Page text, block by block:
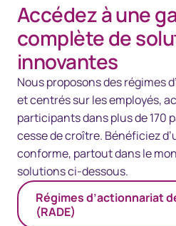
Vue d'ensemble
Solutions
Technologie
Ressources
Nous joindre
Accédez à une
complète de
innovantes
Nous proposons des régimes
et centrés sur les employés,
participants dans plus de 170
cesse de croître. Bénéficiez
conforme, partout dans le
solutions ci-dessous.
Régimes d’actionnariat
(RADE)